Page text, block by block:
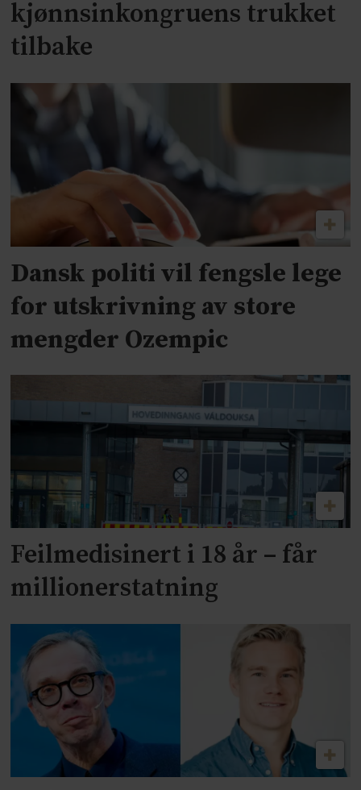
kjønnsinkongruens trukket
tilbake
Dansk politi vil fengsle lege
for utskrivning av store
mengder Ozempic
Feilmedisinert i 18 år – får
millionerstatning